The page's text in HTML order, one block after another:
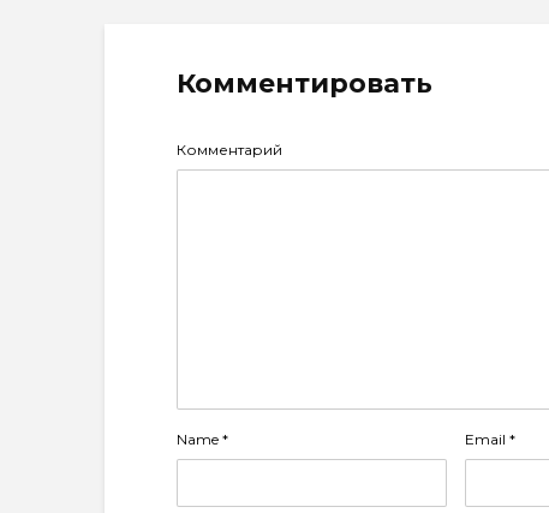
Комментировать
Комментарий
Name * Email *